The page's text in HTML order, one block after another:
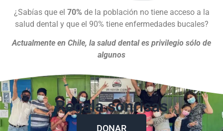
¿Sabías que el 70% de la población no tiene acceso a la
salud dental y que el 90% tiene enfermedades bucales?
Actualmente en Chile, la salud dental es privilegio sólo de
algunos
Regala sonrisas
DONAR